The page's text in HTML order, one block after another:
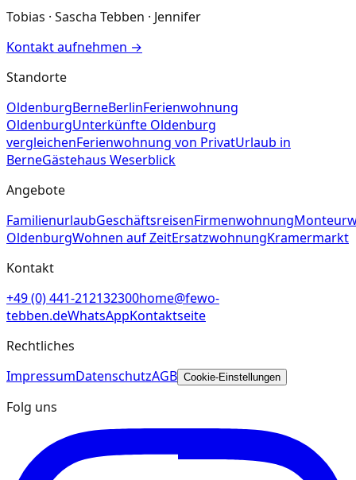
Tobias · Sascha Tebben · Jennifer
Kontakt aufnehmen →
Standorte
OldenburgBerneBerlinFerienwohnung
OldenburgUnterkünfte Oldenburg
vergleichenFerienwohnung von PrivatUrlaub in
BerneGästehaus Weserblick
Angebote
FamilienurlaubGeschäftsreisenFirmenwohnung
OldenburgWohnen auf ZeitErsatzwohnungKramermarkt
Kontakt
+49 (0) 441-212132300home@fewo-
tebben.deWhatsAppKontaktseite
Rechtliches
ImpressumDatenschutzAGB Cookie-Einstellungen
Folg uns